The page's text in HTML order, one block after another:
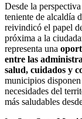
Desde la
teniente de alcaldía
reivindicó el papel
próxima a la
representa una
entre las
salud, cuidados y
municipios
necesidades del
más saludables